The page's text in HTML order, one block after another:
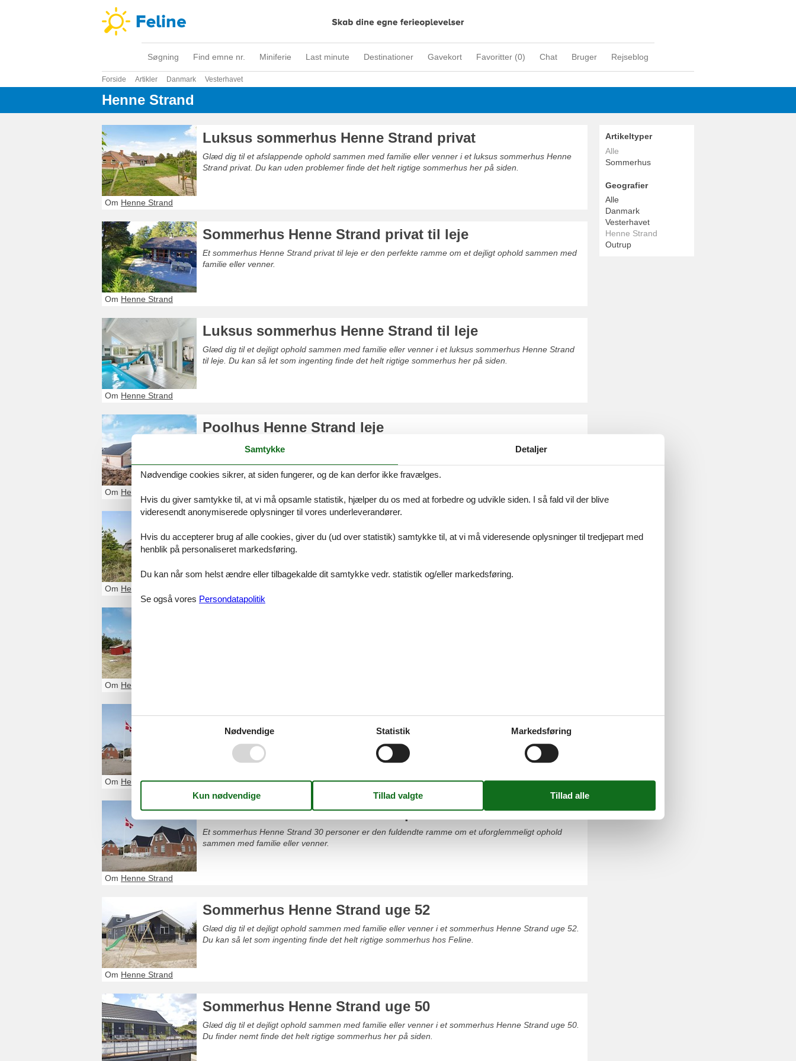
Søgning Find emne nr. Miniferie Last minute Destinationer Gavekort Favoritter (0) Chat Bruger Rejseblog
Forside Artikler Danmark Vesterhavet
Henne Strand
Luksus sommerhus Henne Strand privat
Glæd dig til et afslappende ophold sammen med familie eller venner i et luksus sommerhus Henne
Strand privat. Du kan uden problemer finde det helt rigtige sommerhus her på siden.
Om Henne Strand
Sommerhus Henne Strand privat til leje
Et sommerhus Henne Strand privat til leje er den perfekte ramme om et dejligt ophold sammen med
familie eller venner.
Om Henne Strand
Luksus sommerhus Henne Strand til leje
Glæd dig til et dejligt ophold sammen med familie eller venner i et luksus sommerhus Henne Strand
til leje. Du kan så let som ingenting finde det helt rigtige sommerhus her på siden.
Om Henne Strand
Poolhus Henne Strand leje
Glæd dig til et uforglemmeligt ophold sammen med familie eller venner i et poolhus Henne Strand
leje. Du kan nemt og hurtigt finde det helt rigtige sommerhus her på siden.
Om Henne Strand
Glæd dig til et skønt ophold sammen med familie eller venner i et sommerhus Henne Strand privat
med pool. Du kan så let som ingenting finde det helt rigtige sommerhus her på siden.
Om Henne Strand
Om Henne Strand
Sommerhus Henne Strand 28 personer
Et sommerhus Henne Strand 28 personer er den perfekte ramme om et dejligt ophold sammen med
familie eller venner.
Om Henne Strand
Sommerhus Henne Strand 30 personer
Et sommerhus Henne Strand 30 personer er den fuldendte ramme om et uforglemmeligt ophold
sammen med familie eller venner.
Om Henne Strand
Sommerhus Henne Strand uge 52
Glæd dig til et dejligt ophold sammen med familie eller venner i et sommerhus Henne Strand uge 52.
Du kan så let som ingenting finde det helt rigtige sommerhus hos Feline.
Om Henne Strand
Sommerhus Henne Strand uge 50
Glæd dig til et dejligt ophold sammen med familie eller venner i et sommerhus Henne Strand uge 50.
Du finder nemt finde det helt rigtige sommerhus her på siden.
Artikeltyper
Alle
Sommerhus
Geografier
Alle
Danmark
Vesterhavet
Henne Strand
Outrup
Samtykke Detaljer
Nødvendige cookies sikrer, at siden fungerer, og de kan derfor ikke fravælges.
Hvis du giver samtykke til, at vi må opsamle statistik, hjælper du os med at forbedre og udvikle siden. I så fald vil der blive
videresendt anonymiserede oplysninger til vores underleverandører.
Hvis du accepterer brug af alle cookies, giver du (ud over statistik) samtykke til, at vi må videresende oplysninger til tredjepart med
henblik på personaliseret markedsføring.
Du kan når som helst ændre eller tilbagekalde dit samtykke vedr. statistik og/eller markedsføring.
Se også vores Persondatapolitik
Nødvendige Statistik Markedsføring